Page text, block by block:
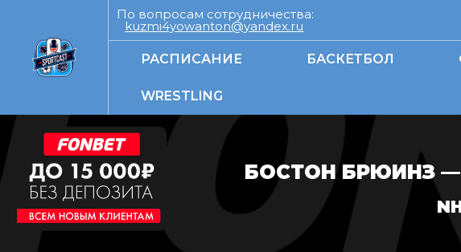
По вопросам сотрудничества:
kuzmi4yowanton@yandex.ru
РАСПИСАНИЕ БАСКЕТБОЛ
WRESTLING
БОСТОН БРЮИНЗ